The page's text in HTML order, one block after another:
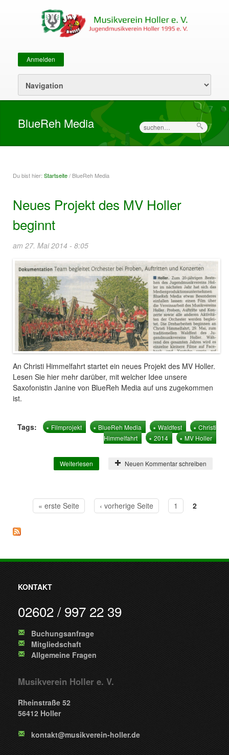
Sekundärmenü
Anmelden
BlueReh Media Suche
Du bist hier:
Sie sind hier
Startseite/ BlueReh Media
Neues Projekt des MV Holler
beginnt
am 27. Mai 2014 - 8:05
An Christi Himmelfahrt startet ein neues Projekt des MV Holler.
Lesen Sie hier mehr darüber, mit welcher Idee unsere
Saxofonistin Janine von BlueReh Media auf uns zugekommen
ist.
Tags: Filmprojekt BlueReh Media Waldfest
Christi
Himmelfahrt
2014 MV Holler
Weiterlesen über Neues Projekt des MV Holler beginnt
Neuen Kommentar schreiben
Seiten« erste Seite ‹ vorherige Seite 1 2
KONTAKT
02602 / 997 22 39
Buchungsanfrage
Mitgliedschaft
Allgemeine Fragen
Musikverein Holler e. V.
Rheinstraße 52
56412 Holler
kontakt@musikverein-holler.de